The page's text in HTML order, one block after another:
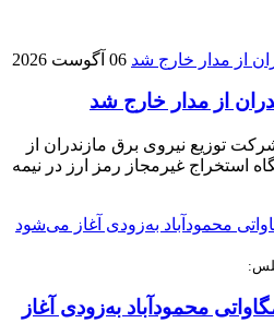
06 آگوست 2026
توزیع نیروی برق مازندران از
و جمع‌آوری ۱۹ دستگاه استخراج غیرمجاز رمز ارز در نیمه
نخست نیروگاه ۵۰۰ مگاواتی محمودآباد به‌زودی آغاز